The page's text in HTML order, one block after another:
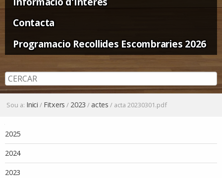
Contacta
Programacio Recollides Escombraries 2026
Sou a: Inici / Fitxers / 2023 /actes / acta 20230301.pdf
2025
2024
2023